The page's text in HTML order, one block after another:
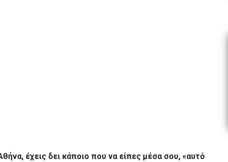
έχεις δει κάποιο που να είπες μέσα σου, «αυτό